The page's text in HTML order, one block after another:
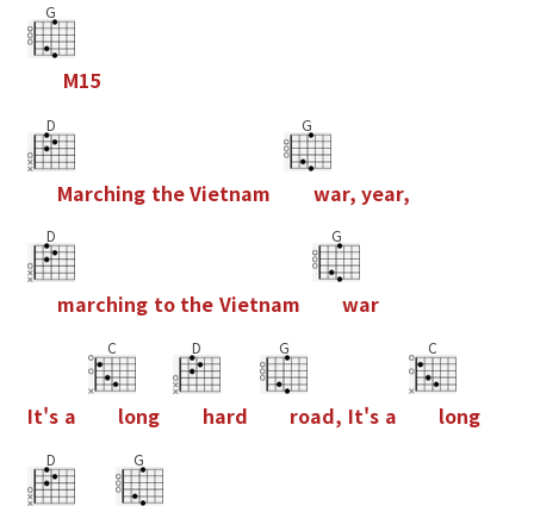
G
M15
D
Marching theVietnam
G
war, year,
D
marching to the Vietnam
G
war
It's a
C
long
D
hard
G
road, It's a
C
long
D G